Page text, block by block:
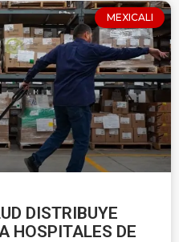
MEXICALI
DISTRIBUYE
HOSPITALES DE